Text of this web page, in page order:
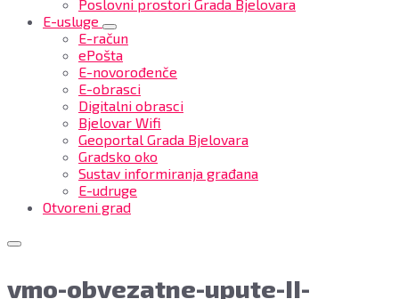
Poslovni prostori Grada Bjelovara
E-usluge
E-račun
ePošta
E-novorođenče
E-obrasci
Digitalni obrasci
Bjelovar Wifi
Geoportal Grada Bjelovara
Gradsko oko
Sustav informiranja građana
E-udruge
Otvoreni grad
vmo-obvezatne-upute-II-